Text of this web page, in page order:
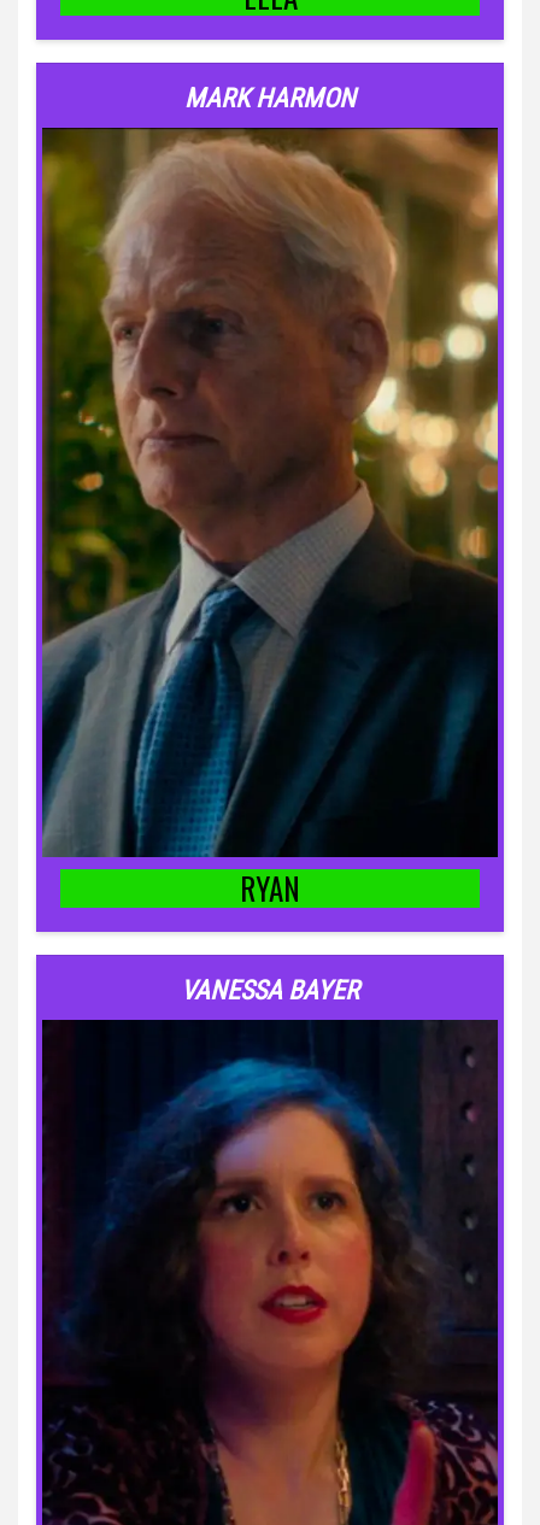
MARK HARMON
RYAN
VANESSA BAYER